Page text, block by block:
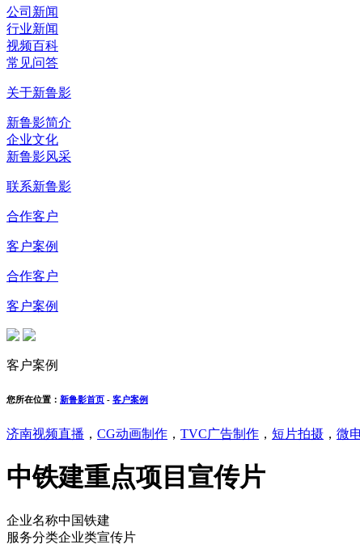
公司新闻
行业新闻
视频百科
常见问答
关于新鲁影
新鲁影简介
企业文化
新鲁影风采
联系新鲁影
合作客户
客户案例
合作客户
客户案例
客户案例
您所在位置： 新鲁影首页 - 客户案例
济南视频直播 ， CG动画制作 ， TVC广告制作 ， 短片拍摄 ， 微
中铁建重点项目宣传片
企业名称中国铁建
服务分类企业类宣传片